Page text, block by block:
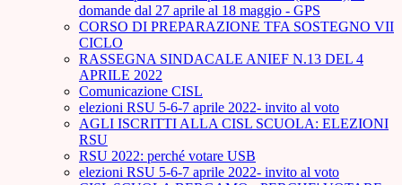
domande dal 27 aprile al 18 maggio - GPS
CORSO DI PREPARAZIONE TFA SOSTEGNO VII
CICLO
RASSEGNA SINDACALE ANIEF N.13 DEL 4
APRILE 2022
Comunicazione CISL
elezioni RSU 5-6-7 aprile 2022- invito al voto
AGLI ISCRITTI ALLA CISL SCUOLA: ELEZIONI
RSU
RSU 2022: perché votare USB
elezioni RSU 5-6-7 aprile 2022- invito al voto